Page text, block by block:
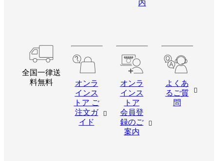
内
全国一律送
料無料
オンラ
インス
トア ご
注文ガ
イド
オンラ
インス
トア
会員登
録のご
案内
よくあ
るご質
問